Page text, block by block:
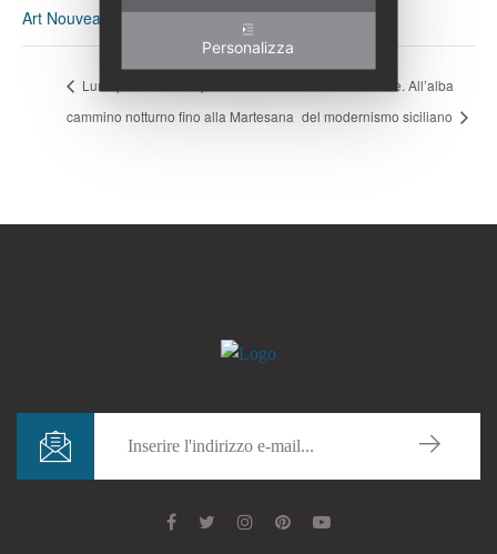
Art Nouveau Week 2026
Luna piena su Crespi d’Adda:
cammino notturno fino alla Martesana
Ernesto Basile. All’alba
del modernismo siciliano
Personalizza